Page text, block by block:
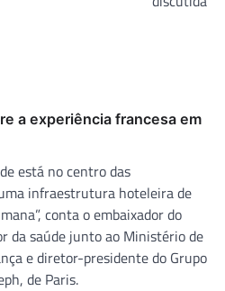
a experiência francesa em
está no centro das
infraestrutura hoteleira de
conta o embaixador do
da saúde junto ao Ministério de
e diretor-presidente do Grupo
de Paris.